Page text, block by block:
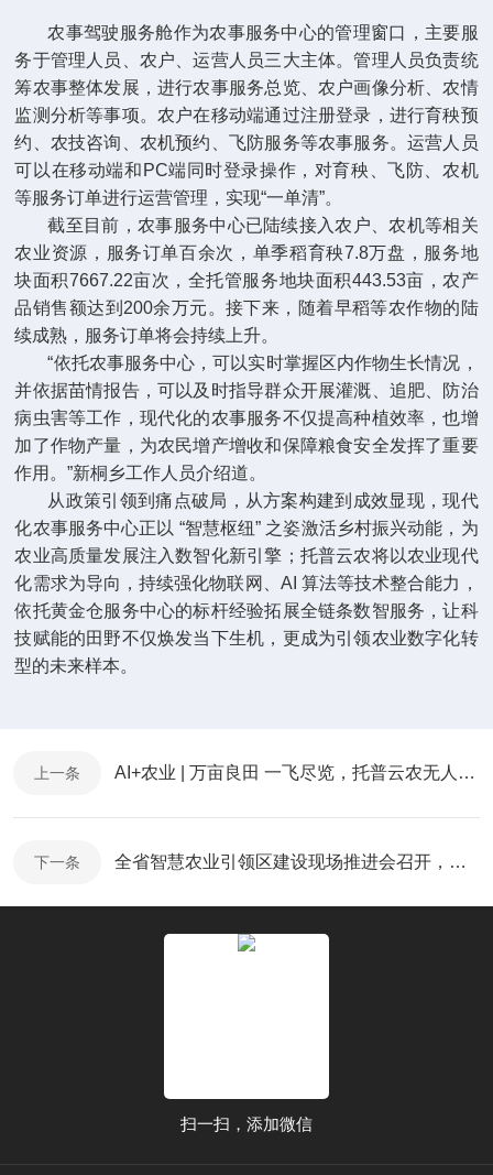
农事驾驶服务舱作为农事服务中心的管理窗口，主要服
务于管理人员、农户、运营人员三大主体。管理人员负责统
筹农事整体发展，进行农事服务总览、农户画像分析、农情
监测分析等事项。农户在移动端通过注册登录，进行育秧预
约、农技咨询、农机预约、飞防服务等农事服务。运营人员
可以在移动端和PC端同时登录操作，对育秧、飞防、农机
等服务订单进行运营管理，实现“一单清”。
截至目前，农事服务中心已陆续接入农户、农机等相关
农业资源，服务订单百余次，单季稻育秧7.8万盘，服务地
块面积7667.22亩次，全托管服务地块面积443.53亩，农产
品销售额达到200余万元。接下来，随着早稻等农作物的陆
续成熟，服务订单将会持续上升。
“依托农事服务中心，可以实时掌握区内作物生长情况，
并依据苗情报告，可以及时指导群众开展灌溉、追肥、防治
病虫害等工作，现代化的农事服务不仅提高种植效率，也增
加了作物产量，为农民增产增收和保障粮食安全发挥了重要
作用。”新桐乡工作人员介绍道。
从政策引领到痛点破局，从方案构建到成效显现，现代
化农事服务中心正以 “智慧枢纽” 之姿激活乡村振兴动能，为
农业高质量发展注入数智化新引擎；托普云农将以农业现代
化需求为导向，持续强化物联网、AI 算法等技术整合能力，
依托黄金仓服务中心的标杆经验拓展全链条数智服务，让科
技赋能的田野不仅焕发当下生机，更成为引领农业数字化转
型的未来样本。
上一条 AI+农业 | 万亩良田 一飞尽览，托普云农无人机低空巡检系统赋能智慧农业新发展
下一条 全省智慧农业引领区建设现场推进会召开，托普云农“数智大田”创新模式助力单产提升
扫一扫，添加微信